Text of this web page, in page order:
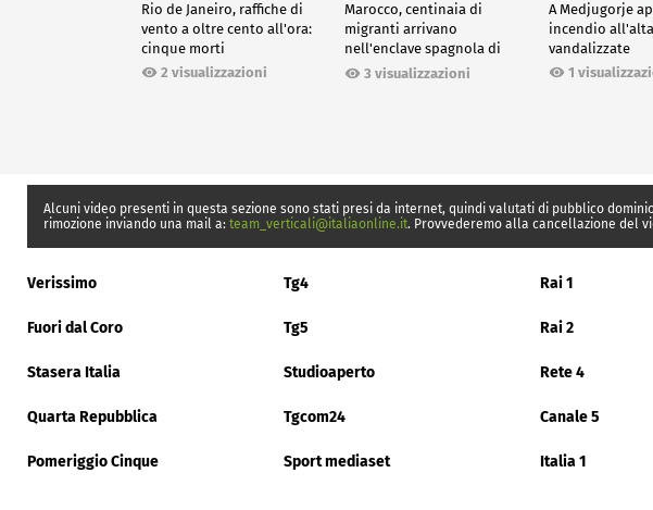
Rio de Janeiro, raffiche di
vento a oltre cento all'ora:
cinque morti
2 visualizzazioni
Marocco, centinaia di
migranti arrivano
nell'enclave spagnola di
Ceuta3 visualizzazioni
A Medjugorje
incendio
vandalizzate
1
Alcuni video presenti in questa sezione sono stati presi da internet, quindi valutati di pubblico
rimozione inviando una mail a: team_verticali@italiaonline.it. Provvederemo alla cancellazione del
Verissimo Tg4 Rai 1
Fuori dal Coro Tg5 Rai 2
Stasera Italia Studioaperto Rete 4
Quarta Repubblica Tgcom24 Canale 5
Pomeriggio Cinque Sport mediaset Italia 1